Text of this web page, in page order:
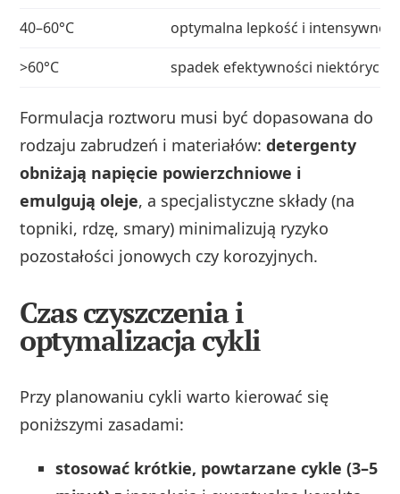
40–60°C
optymalna lepkość i
>60°C
spadek efektywności niektórych
Formulacja roztworu musi być dopasowana do
rodzaju zabrudzeń i materiałów:detergenty
obniżają napięcie powierzchniowe i
emulgują oleje, a specjalistyczne składy (na
topniki, rdzę, smary) minimalizują ryzyko
pozostałości jonowych czy korozyjnych.
Czas czyszczenia i
optymalizacja cykli
Przy planowaniu cykli warto kierować się
poniższymi zasadami:
stosować krótkie, powtarzane cykle (3–5